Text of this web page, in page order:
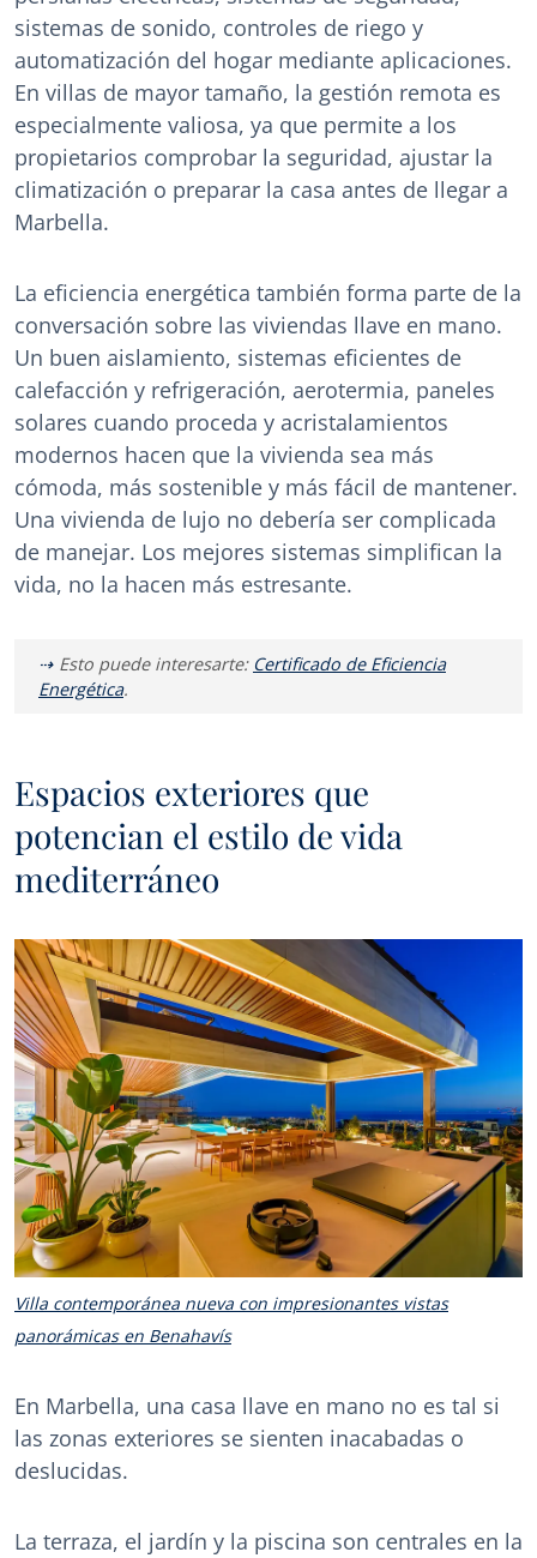
sistemas de sonido, controles de riego y
automatización del hogar mediante aplicaciones.
En villas de mayor tamaño, la gestión remota es
especialmente valiosa, ya que permite a los
propietarios comprobar la seguridad, ajustar la
climatización o preparar la casa antes de llegar a
Marbella.
La eficiencia energética también forma parte de la
conversación sobre las viviendas llave en mano.
Un buen aislamiento, sistemas eficientes de
calefacción y refrigeración, aerotermia, paneles
solares cuando proceda y acristalamientos
modernos hacen que la vivienda sea más
cómoda, más sostenible y más fácil de mantener.
Una vivienda de lujo no debería ser complicada
de manejar. Los mejores sistemas simplifican la
vida, no la hacen más estresante.
Esto puede interesarte: Certificado de Eficiencia
Energética.
Espacios exteriores que
potencian el estilo de vida
mediterráneo
Villa contemporánea nueva con impresionantes vistas
panorámicas en Benahavís
En Marbella, una casa llave en mano no es tal si
las zonas exteriores se sienten inacabadas o
deslucidas.
La terraza, el jardín y la piscina son centrales en la